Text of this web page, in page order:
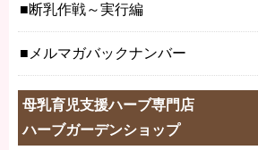
断乳作戦～実行編
メルマガバックナンバー
母乳育児支援ハーブ専門店
ハーブガーデンショップ